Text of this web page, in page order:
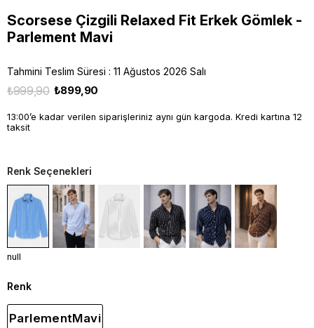
Scorsese Çizgili Relaxed Fit Erkek Gömlek -
Parlement Mavi
Tahmini Teslim Süresi : 11 Ağustos 2026 Salı
₺999,90 ₺899,90
13:00’e kadar verilen siparişleriniz aynı gün kargoda. Kredi kartına 12
taksit
Renk Seçenekleri
null
Renk
ParlementMavi